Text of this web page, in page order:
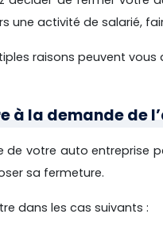
une activité de salarié,
raisons peuvent
à la demande de
de votre auto entreprise
sa fermeture.
dans les cas suivants :